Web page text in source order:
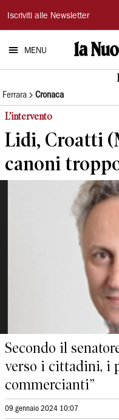
La
Nuova
Ferrara
Iscriviti alle Newsletter
MENU
Ferrara Cronaca
L’intervento
Lidi, Croatti
canoni
Secondo il
verso i cittadini, i
commercianti”
09 gennaio 2024 10:07